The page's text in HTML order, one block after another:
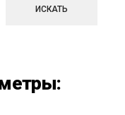
ИСКАТЬ